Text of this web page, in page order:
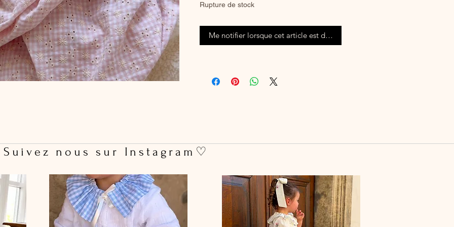
Rupture de stock
Me notifier lorsque cet article est disponible
nous sur Instagram♡